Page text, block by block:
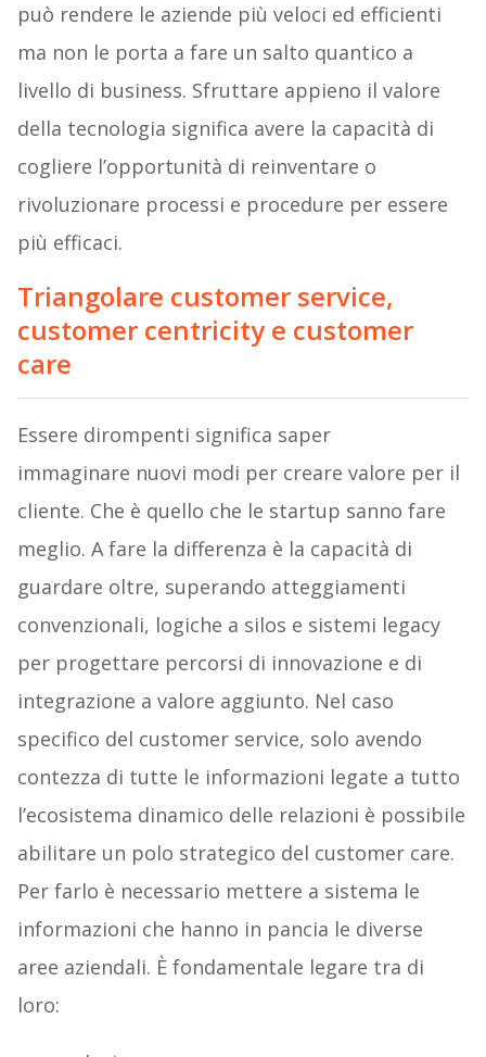
può rendere le aziende più veloci ed efficienti
ma non le porta a fare un salto quantico a
livello di business. Sfruttare appieno il valore
della tecnologia significa avere la capacità di
cogliere l’opportunità di reinventare o
rivoluzionare processi e procedure per essere
più efficaci.
Triangolare customer service,
customer centricity e customer
care
Essere dirompenti significa saper
immaginare nuovi modi per creare valore per il
cliente. Che è quello che le startup sanno fare
meglio. A fare la differenza è la capacità di
guardare oltre, superando atteggiamenti
convenzionali, logiche a silos e sistemi legacy
per progettare percorsi di innovazione e di
integrazione a valore aggiunto. Nel caso
specifico del customer service, solo avendo
contezza di tutte le informazioni legate a tutto
l’ecosistema dinamico delle relazioni è possibile
abilitare un polo strategico del customer care.
Per farlo è necessario mettere a sistema le
informazioni che hanno in pancia le diverse
aree aziendali. È fondamentale legare tra di
loro: